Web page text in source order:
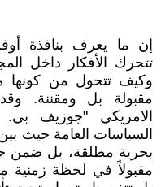
إن ما يعرف بنافذة
تتحرك الأفكار داخل
وكيف تتحول من كونها
مقبولة بل ومقننة.
الامريكي "جوزيف
السياسات العامة حيث
بحرية مطلقة، بل ضمن
مقبولاً في لحظة زمنية